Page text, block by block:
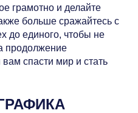
грамотно и делайте
больше сражайтесь с
до единого, чтобы не
продолжение
спасти мир и стать